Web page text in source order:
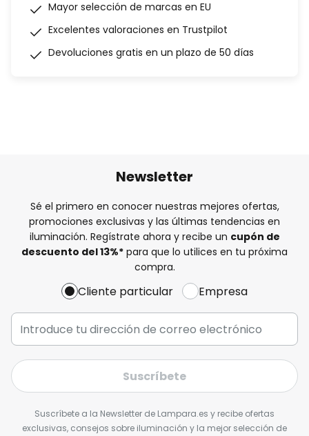
Mayor selección de marcas en EU
Excelentes valoraciones en Trustpilot
Devoluciones gratis en un plazo de 50 días
Newsletter
Sé el primero en conocer nuestras mejores ofertas,
promociones exclusivas y las últimas tendencias en
iluminación. Regístrate ahora y recibe un cupón de
descuento del13%* para que lo utilices en tu próxima
compra.
Cliente particular Empresa
Suscríbete
Suscríbete a la Newsletter de Lampara.es y recibe ofertas
exclusivas, consejos sobre iluminación y la mejor selección de